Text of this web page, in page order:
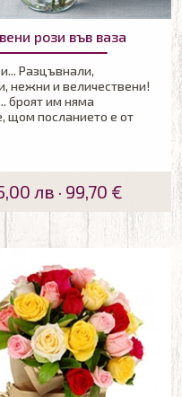
рози във ваза
Разцъвнали,
нежни и величествени!
броят им няма
щом посланието е от
лв · 99,70 €